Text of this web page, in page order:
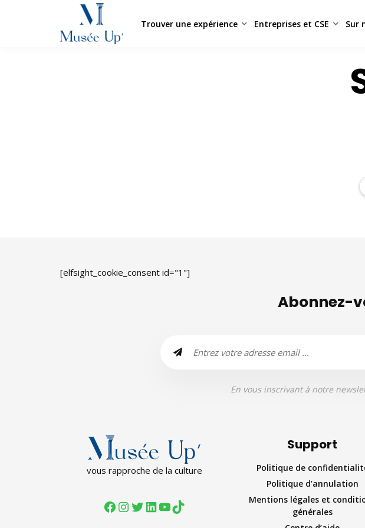
Trouver une expérience Entreprises et CSE Sur
[elfsight_cookie_consent id="1"]
Abonnez-
En vous inscrivant à notre
vous rapproche de la culture
Support
Politique de
Politique d’annulation
Mentions légales et
générales